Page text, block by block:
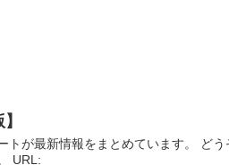
が最新情報をまとめています。 ど
URL: